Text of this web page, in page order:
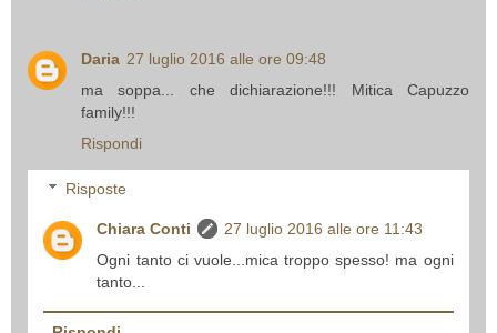
Daria 27 luglio 2016 alle ore 09:48
ma soppa... che dichiarazione!!! Mitica Capuzzo
family!!!
Rispondi
Risposte
Chiara Conti
27 luglio 2016 alle ore 11:43
Ogni tanto ci vuole...mica troppo spesso! ma ogni
tanto...